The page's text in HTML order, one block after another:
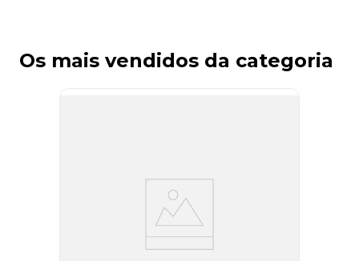
Os mais vendidos da categoria